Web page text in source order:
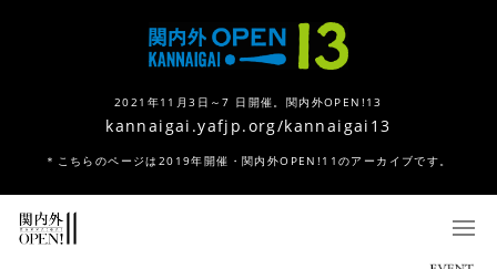
2021年11月3日～7 日開催。関内外OPEN!13
kannaigai.yafjp.org/kannaigai13
＊こちらのページは2019年開催・関内外OPEN!11のアーカイブです。